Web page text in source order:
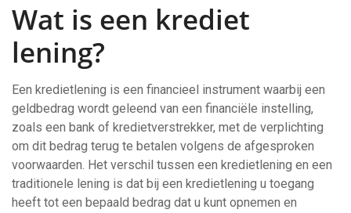
Wat is een krediet
lening?
Een kredietlening is een financieel instrument waarbij een
geldbedrag wordt geleend van een financiële instelling,
zoals een bank of kredietverstrekker, met de verplichting
om dit bedrag terug te betalen volgens de afgesproken
voorwaarden. Het verschil tussen een kredietlening en een
traditionele lening is dat bij een kredietlening u toegang
heeft tot een bepaald bedrag dat u kunt opnemen en